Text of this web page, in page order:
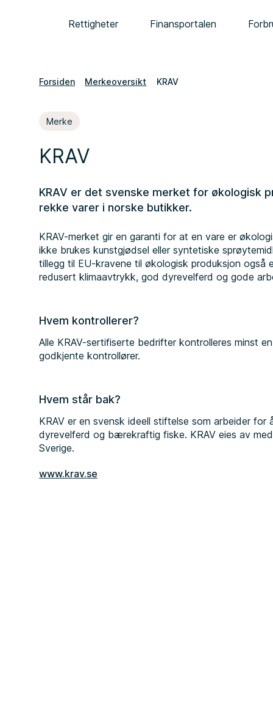
Rettigheter Finansportalen
Forsiden Merkeoversikt KRAV
Merke
KRAV
KRAV er det svenske merket for økologisk
rekke varer i norske butikker.
KRAV-merket gir en garanti for at en vare er
ikke brukes kunstgjødsel eller syntetiske
tillegg til EU-kravene til økologisk produksjon også
redusert klimaavtrykk, god dyrevelferd og gode
Hvem kontrollerer?
Alle KRAV-sertifiserte bedrifter kontrolleres minst
godkjente kontrollører.
Hvem står bak?
KRAV er en svensk ideell stiftelse som arbeider for
dyrevelferd og bærekraftig fiske. KRAV eies av
Sverige.
www.krav.se